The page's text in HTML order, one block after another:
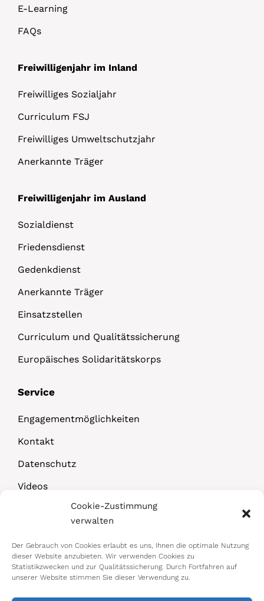
Cookie-Zustimmung
verwalten
Der Gebrauch von Cookies erlaubt es uns, Ihnen die optimale Nutzung
dieser Website anzubieten. Wir verwenden Cookies zu
Statistikzwecken und zur Qualitätssicherung. Durch Fortfahren auf
unserer Website stimmen Sie dieser Verwendung zu.
E-Learning
FAQs
Freiwilligenjahr im Inland
Freiwilliges Sozialjahr
Curriculum FSJ
Freiwilliges Umweltschutzjahr
Anerkannte Träger
Freiwilligenjahr im Ausland
Sozialdienst
Friedensdienst
Gedenkdienst
Anerkannte Träger
Einsatzstellen
Curriculum und Qualitätssicherung
Europäisches Solidaritätskorps
Service
Engagementmöglichkeiten
Kontakt
Datenschutz
Videos